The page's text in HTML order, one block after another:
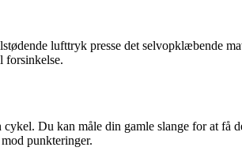
lufttryk presse det selvopklæbende
forsinkelse.
Du kan måle din gamle slange for at få
punkteringer.